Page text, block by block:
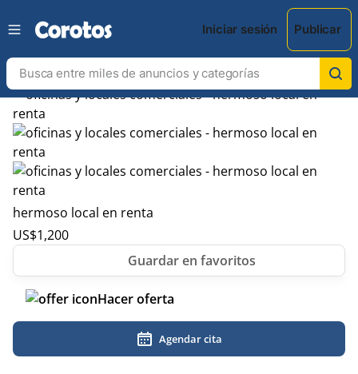
Iniciar sesión Publicar
hermoso local en renta
US$1,200
Hacer oferta
Agendar cita